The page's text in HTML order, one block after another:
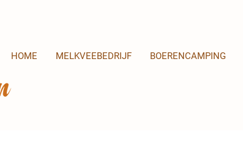
HOME MELKVEEBEDRIJF BOERENCAMPING